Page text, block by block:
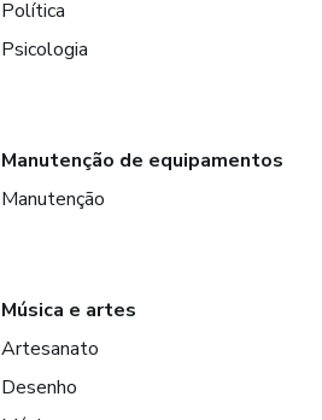
Política
Psicologia
Manutenção de equipamentos
Manutenção
Música e artes
Artesanato
Desenho